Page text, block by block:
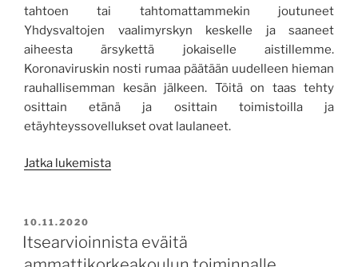
tahtoen tai tahtomattammekin joutuneet
Yhdysvaltojen vaalimyrskyn keskelle ja saaneet
aiheesta ärsykettä jokaiselle aistillemme.
Koronaviruskin nosti rumaa päätään uudelleen hieman
rauhallisemman kesän jälkeen. Töitä on taas tehty
osittain etänä ja osittain toimistoilla ja
etäyhteyssovellukset ovat laulaneet.
Jatka lukemista”Vilkkaan
JULKAISTU
10.11.2020
Itsearvioinnista eväitä